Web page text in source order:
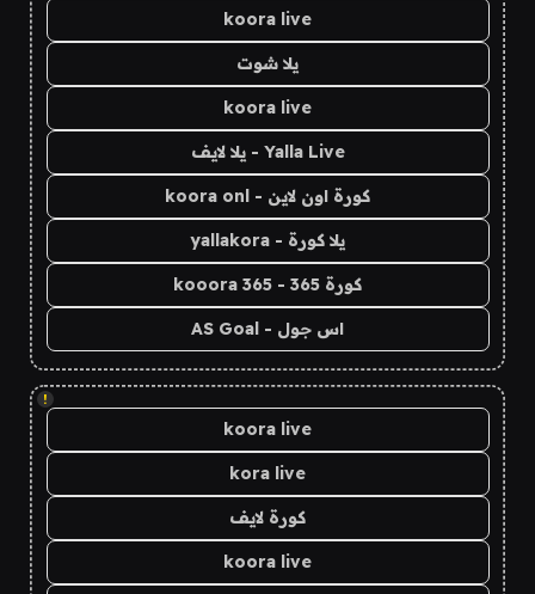
koora live
يلا شوت
koora live
Yalla Live - يلا لايف
كورة اون لاين - koora onl
يلا كورة - yallakora
كورة 365 - kooora 365
اس جول - AS Goal
!
koora live
kora live
كورة لايف
koora live